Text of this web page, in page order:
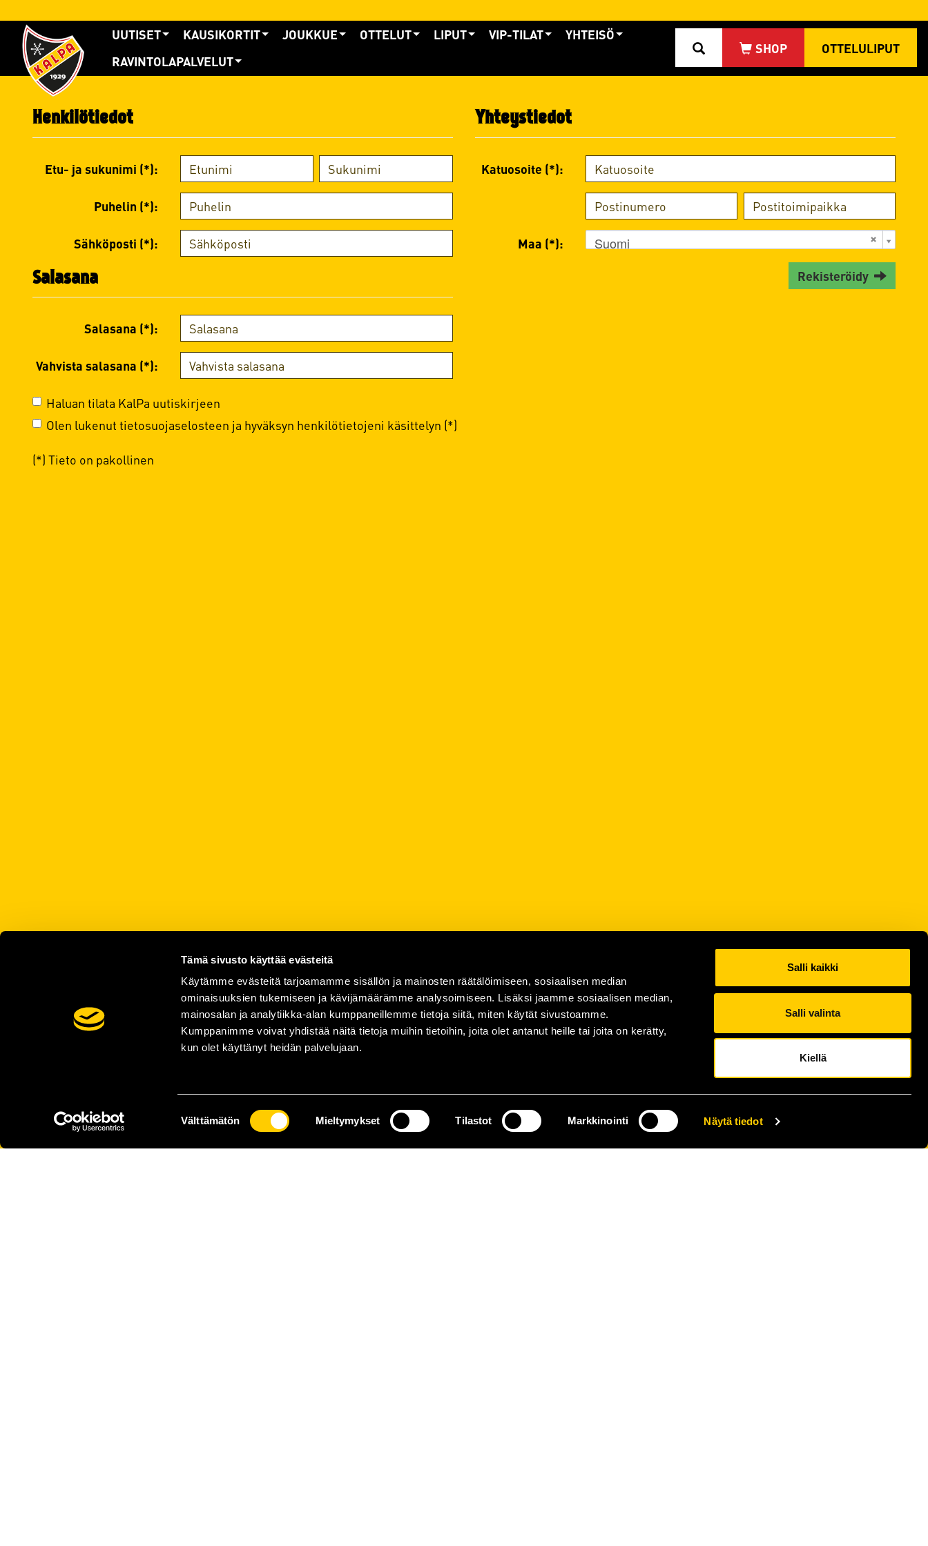
Tämä sivusto käyttää evästeitä
Käytämme evästeitä tarjoamamme sisällön ja mainosten räätälöimiseen, sosiaalisen median
ominaisuuksien tukemiseen ja kävijämäärämme analysoimiseen. Lisäksi jaamme sosiaalisen median,
mainosalan ja analytiikka-alan kumppaneillemme tietoja siitä, miten käytät sivustoamme.
Kumppanimme voivat yhdistää näitä tietoja muihin tietoihin, joita olet antanut heille tai joita on kerätty,
kun olet käyttänyt heidän palvelujaan.
Välttämätön Mieltymykset Tilastot Markkinointi Näytä tiedot
Salli kaikki
Salli valinta
Kiellä
OTTELULIPUT
UUTISET KAUSIKORTIT JOUKKUE OTTELUT LIPUT VIP-TILAT
YHTEISÖ
RAVINTOLAPALVELUT
Henkilötiedot
Etu- ja sukunimi (*):
Puhelin (*):
Sähköposti (*):
Salasana
Salasana (*):
Vahvista salasana (*):
Yhteystiedot
Katuosoite (*):
Maa (*): Suomi
Rekisteröidy
Haluan tilata KalPa uutiskirjeen
Olen lukenut tietosuojaselosteen ja hyväksyn henkilötietojeni käsittelyn (*)
(*) Tieto on pakollinen